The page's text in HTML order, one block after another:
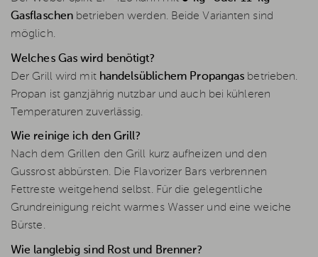
Gasflaschen betrieben werden. Beide Varianten sind
möglich.
Welches Gas wird benötigt?
Der Grill wird mit handelsüblichem Propangas betrieben.
Propan ist ganzjährig nutzbar und auch bei kühleren
Temperaturen zuverlässig.
Wie reinige ich den Grill?
Nach dem Grillen den Grill kurz aufheizen und den
Gussrost abbürsten. Die Flavorizer Bars verbrennen
Fettreste weitgehend selbst. Für die gelegentliche
Grundreinigung reicht warmes Wasser und eine weiche
Bürste.
Wie langlebig sind Rost und Brenner?